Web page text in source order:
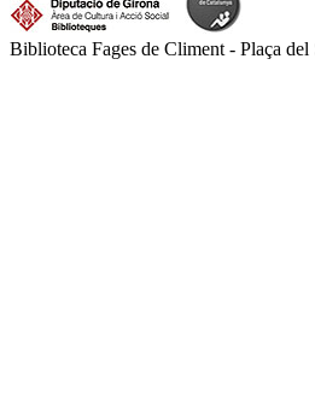
Biblioteca Fages de Climent - Plaça